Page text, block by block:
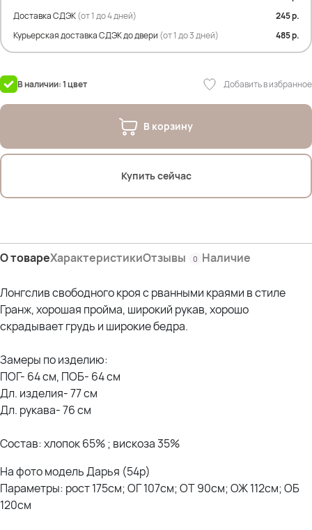
Доставка СДЭК(от 1 до 4 дней)
245 р.
Курьерская доставка СДЭК до двери (от 1 до 3 дней) 485 р.
В наличии: 1 цвет Добавить в избранное
В корзину
Купить сейчас
О товареХарактеристикиОтзывы 0 Наличие
Лонгслив свободного кроя с рванными краями в стиле
Гранж, хорошая пройма, широкий рукав, хорошо
скрадывает грудь и широкие бедра.
Замеры по изделию:
ПОГ- 64 см, ПОБ- 64 см
Дл. изделия- 77 см
Дл. рукава- 76 см
Состав: хлопок 65% ; вискоза 35%
На фото модель Дарья (54р)
Параметры: рост 175см; ОГ 107см; ОТ 90см; ОЖ 112см; ОБ
120см